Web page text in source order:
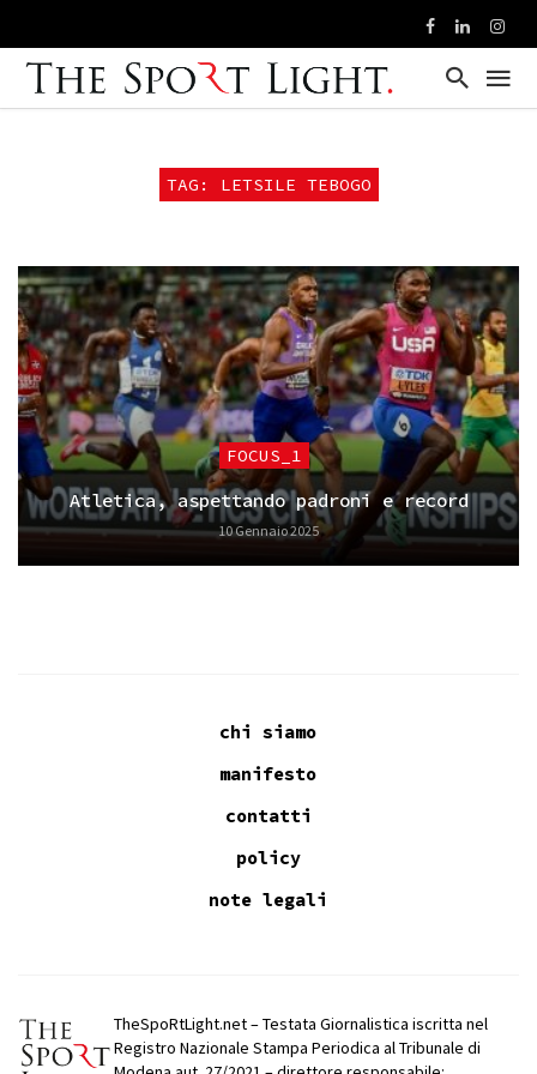
TAG: LETSILE TEBOGO
FOCUS_1
Atletica, aspettando padroni e record
10 Gennaio 2025
chi siamo
manifesto
contatti
policy
note legali
TheSpoRtLight.net – Testata Giornalistica iscritta nel
Registro Nazionale Stampa Periodica al Tribunale di